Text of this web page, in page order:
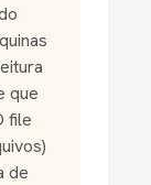
que
file
de